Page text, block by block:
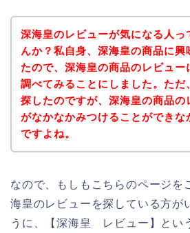
深海皇のレビューが気になる人っ
んか？私自身、深海皇の商品に興
たので、深海皇の商品のレビュー
調べてみることにしました。ただ
探したのですが、深海皇の商品の
がなかなかみつけることができな
ですよね。
なので、もしもこちらのページを
海皇のレビューを探している方が
うに、【深海皇 レビュー】とい